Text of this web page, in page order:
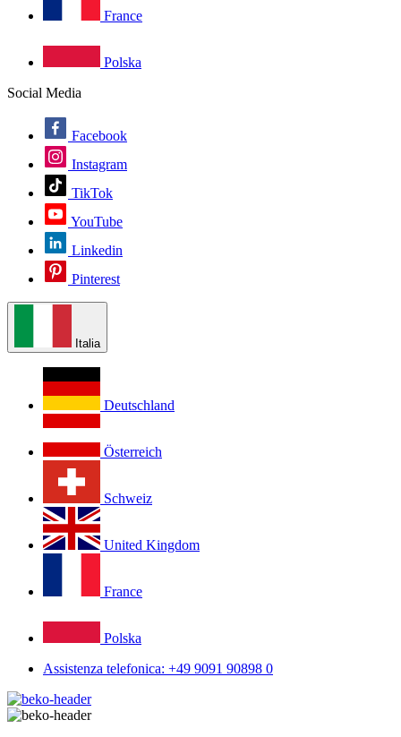
France
Polska
Social Media
Facebook
Instagram
TikTok
YouTube
Linkedin
Pinterest
Italia
Deutschland
Österreich
Schweiz
United Kingdom
France
Polska
Assistenza telefonica: +49 9091 90898 0